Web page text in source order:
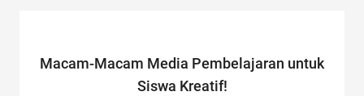
Macam-Macam Media Pembelajaran untuk
Siswa Kreatif!